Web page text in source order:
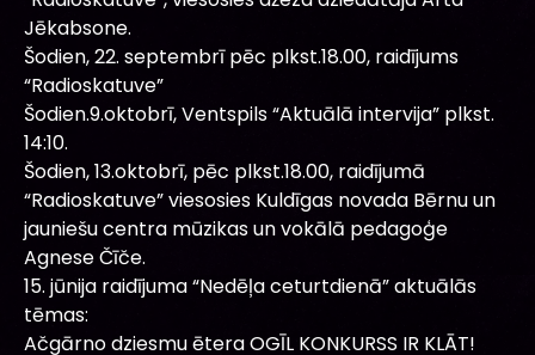
Jēkabsone.
Šodien, 22. septembrī pēc plkst.18.00, raidījums
“Radioskatuve”
Šodien.9.oktobrī, Ventspils “Aktuālā intervija” plkst.
14:10.
Šodien, 13.oktobrī, pēc plkst.18.00, raidījumā
“Radioskatuve” viesosies Kuldīgas novada Bērnu un
jauniešu centra mūzikas un vokālā pedagoģe
Agnese Čīče.
15. jūnija raidījuma “Nedēļa ceturtdienā” aktuālās
tēmas:
Ačgārno dziesmu ētera OGĪL KONKURSS IR KLĀT!